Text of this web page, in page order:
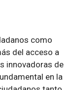
como
del acceso a
innovadoras de
en la